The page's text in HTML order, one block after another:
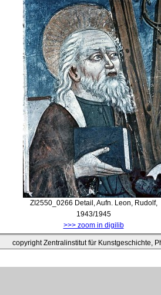
ZI2550_0266 Detail, Aufn. Leon, Rudolf,
1943/1945
>>> zoom in digilib
copyright Zentralinstitut für Kunstgeschichte,